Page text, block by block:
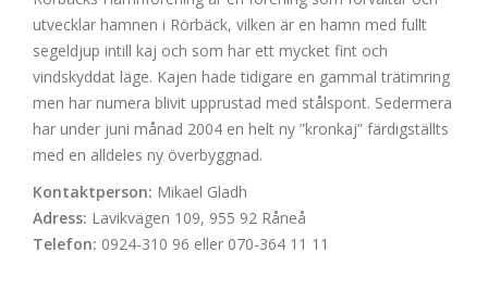
utvecklar hamnen i Rörbäck, vilken är en hamn med fullt
segeldjup intill kaj och som har ett mycket fint och
vindskyddat läge. Kajen hade tidigare en gammal trätimring
men har numera blivit upprustad med stålspont. Sedermera
har under juni månad 2004 en helt ny ”kronkaj” färdigställts
med en alldeles ny överbyggnad.
Kontaktperson: Mikael Gladh
Adress: Lavikvägen 109, 955 92 Råneå
Telefon: 0924-310 96 eller 070-364 11 11